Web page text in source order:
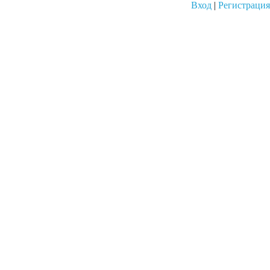
Вход | Регистрация